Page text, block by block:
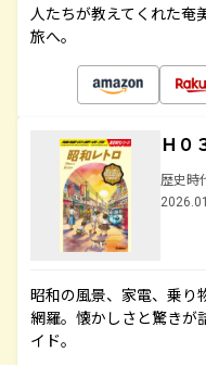
人たちが教えてくれた奄
旅へ。
Ｈ０
歴史時
昭和の風景、家電、乗り
網羅。懐かしさと驚きが
イド。